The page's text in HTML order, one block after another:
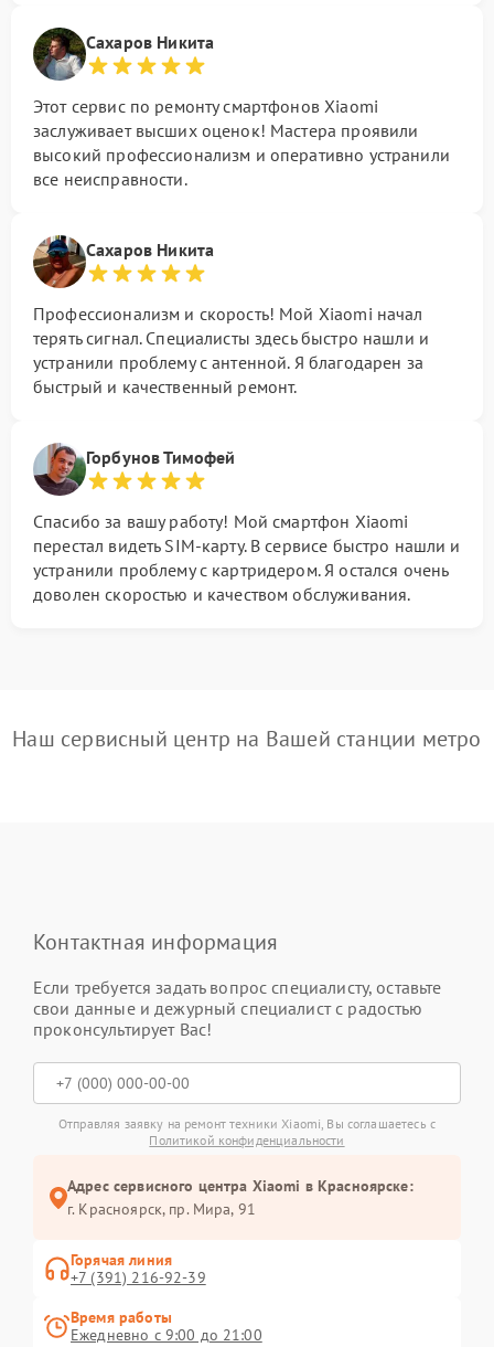
Сахаров Никита
Этот сервис по ремонту смартфонов Xiaomi
заслуживает высших оценок! Мастера проявили
высокий профессионализм и оперативно устранили
все неисправности.
Сахаров Никита
Профессионализм и скорость! Мой Xiaomi начал
терять сигнал. Специалисты здесь быстро нашли и
устранили проблему с антенной. Я благодарен за
быстрый и качественный ремонт.
Горбунов Тимофей
Спасибо за вашу работу! Мой смартфон Xiaomi
перестал видеть SIM-карту. В сервисе быстро нашли и
устранили проблему с картридером. Я остался очень
доволен скоростью и качеством обслуживания.
Наш сервисный центр на Вашей станции метро
Контактная информация
Если требуется задать вопрос специалисту, оставьте
свои данные и дежурный специалист с радостью
проконсультирует Вас!
Отправляя заявку на ремонт техники Xiaomi, Вы соглашаетесь с
Политикой конфиденциальности
Адрес сервисного центра Xiaomi в Красноярске:
г. Красноярск, ​пр. Мира, 91
Горячая линия
+7 (391) 216-92-39
Время работы
Ежедневно с 9:00 до 21:00